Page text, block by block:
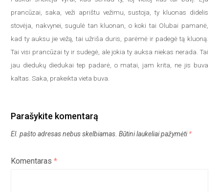
prancūzai, saka, veži aprištu vežimu, sustoja, ty kluonas didelis
stovėja, nakvynei, sugulė tan kluonan, o koki tai Olubai pamanė,
kad ty auksu jie vežą, tai užriša duris, parėmė ir padegė tą kluoną.
Tai visi prancūzai ty ir sudegė, ale jokia ty auksa niekas nerada. Tai
jau diedukų diedukai tep padarė, o matai, jam krita, ne jis buva
kaltas. Saka, prakeikta vieta buva.
Parašykite komentarą
El. pašto adresas nebus skelbiamas. Būtini laukeliai pažymėti*
Komentaras*